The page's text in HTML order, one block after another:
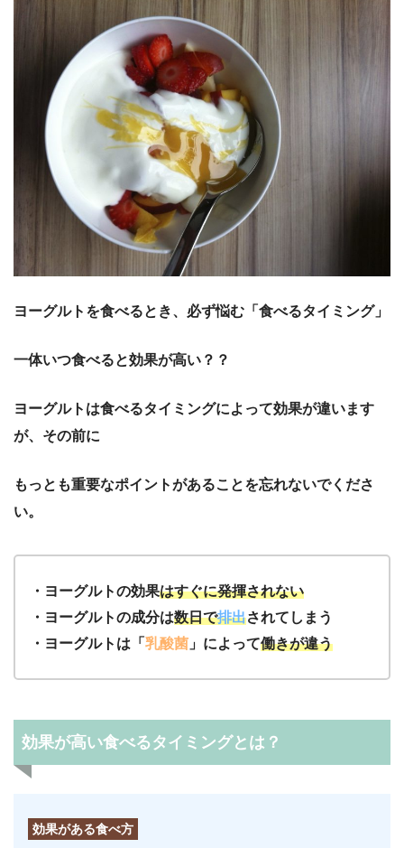
ヨーグルトを食べるとき、必ず悩む「食べるタイミング」
一体いつ食べると効果が高い？？
ヨーグルトは食べるタイミングによって効果が違います
が、その前に
もっとも重要なポイントがあることを忘れないでくださ
い。
・ヨーグルトの効果はすぐに発揮されない
・ヨーグルトの成分は数日で排出されてしまう
・ヨーグルトは「 乳酸菌 」によって働きが違う
効果が高い食べるタイミングとは？
効果がある食べ方